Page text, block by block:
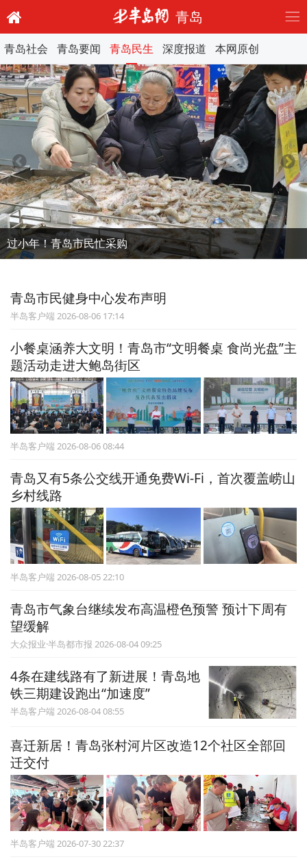
青岛
青岛社会 青岛要闻 青岛民生 深度报道 本网原创
过小年！青岛市民忙采购
青岛市民健身中心发布声明
半岛客户端 2026-08-06 17:14
小餐桌涵养大文明！青岛市“文明餐桌 食尚光盘”主
题活动走进大鲍岛街区
半岛客户端 2026-08-06 08:44
青岛又有5条公交线开通免费Wi-Fi，首次覆盖崂山
乡村线路
半岛客户端 2026-08-05 22:10
青岛市气象台继续发布高温橙色预警 预计下周有
望缓解
大众报业·半岛都市报 2026-08-04 09:25
4条在建线路有了新进展！青岛地
铁三期建设跑出“加速度”
半岛客户端 2026-08-04 08:55
喜迁新居！青岛张村河片区改造12个社区全部回
迁交付
半岛客户端 2026-07-30 22:37